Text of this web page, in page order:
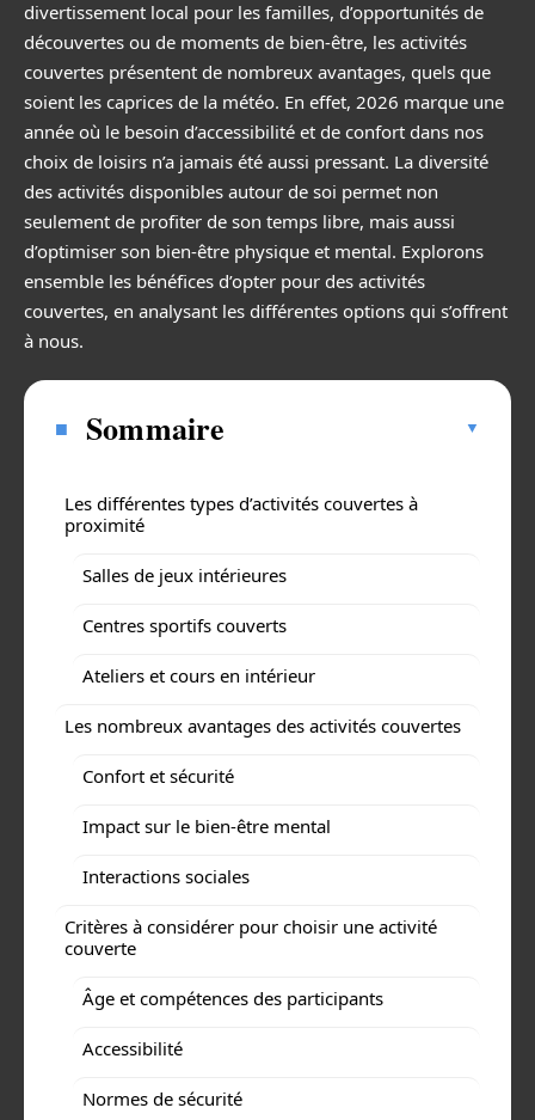
divertissement local pour les familles, d’opportunités de
découvertes ou de moments de bien-être, les activités
couvertes présentent de nombreux avantages, quels que
soient les caprices de la météo. En effet, 2026 marque une
année où le besoin d’accessibilité et de confort dans nos
choix de loisirs n’a jamais été aussi pressant. La diversité
des activités disponibles autour de soi permet non
seulement de profiter de son temps libre, mais aussi
d’optimiser son bien-être physique et mental. Explorons
ensemble les bénéfices d’opter pour des activités
couvertes, en analysant les différentes options qui s’offrent
à nous.
Sommaire
Les différentes types d’activités couvertes à
proximité
Salles de jeux intérieures
Centres sportifs couverts
Ateliers et cours en intérieur
Les nombreux avantages des activités couvertes
Confort et sécurité
Impact sur le bien-être mental
Interactions sociales
Critères à considérer pour choisir une activité
couverte
Âge et compétences des participants
Accessibilité
Normes de sécurité